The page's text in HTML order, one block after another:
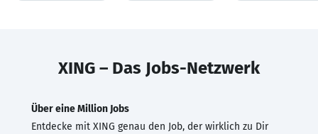
XING – Das Jobs-Netzwerk
Über eine Million Jobs
Entdecke mit XING genau den Job, der wirklich zu Dir